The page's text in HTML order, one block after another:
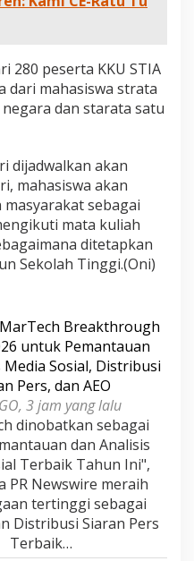
280 peserta KKU STIA
dari mahasiswa strata
dan starata satu
dijadwalkan akan
mahasiswa akan
sebagai
mata kuliah
ditetapkan
Sekolah Tinggi.(Oni)
Breakthrough
untuk Pemantauan
Media Sosial, Distribusi
Pers, dan AEO
3 jam yang lalu
dinobatkan sebagai
dan Analisis
Terbaik Tahun Ini",
PR Newswire meraih
tertinggi sebagai
Distribusi Siaran Pers
Terbaik…